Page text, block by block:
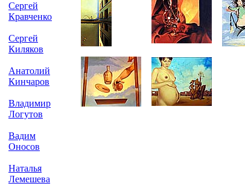
Сергей
Кравченко
Сергей
Киляков
Анатолий
Кинчаров
Владимир
Логутов
Вадим
Оносов
Наталья
Лемешева